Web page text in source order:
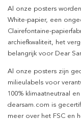
Al onze posters
White-papier, een
Clairefontaine-
archiefkwaliteit, het
belangrijk voor Dear
Al onze posters zijn
milieulabels voor
100% klimaatneutraal
dearsam.com is
meer over het FSC en